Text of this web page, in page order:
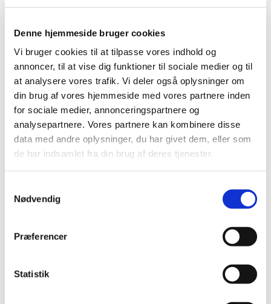
Denne hjemmeside bruger cookies
Vi bruger cookies til at tilpasse vores indhold og
annoncer, til at vise dig funktioner til sociale medier og til
at analysere vores trafik. Vi deler også oplysninger om
din brug af vores hjemmeside med vores partnere inden
for sociale medier, annonceringspartnere og
analysepartnere. Vores partnere kan kombinere disse
data med andre oplysninger, du har givet dem, eller som
de har indsamlet fra din brug af deres tjenester.
Nødvendig
Præferencer
Statistik
Siden 2009 har vi på årlige sogneture besøgt mange af de
Gdansk ved den polske Østersøkyst.
Rejsen dertil vil foregå med fly til og fra Gdansk.
Pris: kr. 4.000 kr.
Prisen dækker: Alle rejseudgifter 3 nætter på Hotel Artus i
Gdansk (tillæg for enkeltværelse) 3 x morgenmad og 3 x
middag (excl. drikkevarer) Udflugter og entréer
om den orienteringsaften, der vil blive holdt som optakt